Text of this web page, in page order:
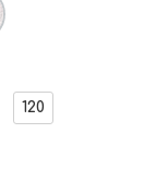
120